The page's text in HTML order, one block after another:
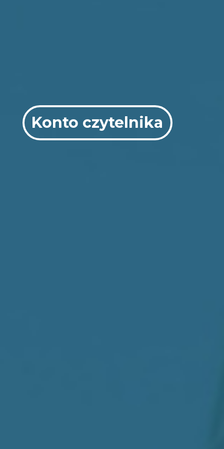
Konto czytelnika